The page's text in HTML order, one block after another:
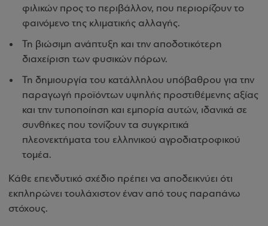
φιλικών προς το περιβάλλον, που περιορίζουν το
φαινόμενο της κλιματικής αλλαγής.
Τη βιώσιμη ανάπτυξη και την αποδοτικότερη
διαχείριση των φυσικών πόρων.
Τη δημιουργία του κατάλληλου υπόβαθρου για την
παραγωγή προϊόντων υψηλής προστιθέμενης αξίας
και την τυποποίηση και εμπορία αυτών, ιδανικά σε
συνθήκες που τονίζουν τα συγκριτικά
πλεονεκτήματα του ελληνικού αγροδιατροφικού
τομέα.
Κάθε επενδυτικό σχέδιο πρέπει να αποδεικνύει ότι
εκπληρώνει τουλάχιστον έναν από τους παραπάνω
στόχους.